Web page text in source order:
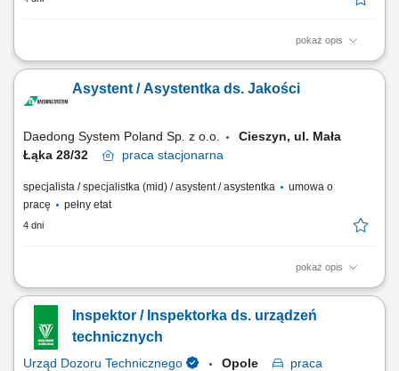
pokaż opis
Opracowywanie i nadzór nad dokumentacją jakościową wyrobu;
produkcji; Zlecanie i nadzorowanie badań nieniszczących; Udział w
próbach końcowych gotowego produktu; Nadzór nad komponentami i
Asystent / Asystentka ds. Jakości
Daedong System Poland Sp. z o.o.
Cieszyn, ul. Mała
Łąka 28/32
praca stacjonarna
specjalista / specjalistka (mid) / asystent / asystentka
umowa o
pracę
pełny etat
4 dni
pokaż opis
Zadania: Przygotowywanie codziennych raportów oraz analizowanie
defektów jakościowych. Organizowanie dziennych spotkań oraz
prowadzenie szkoleń z obszaru jakości. Wykonywanie audytów LPA
oraz okresowa weryfikacja systemów Poka Yoke. Bieżące
wprowadzanie i rejestracja danych jakościowych w systemie.
Inspektor / Inspektorka ds. urządzeń
technicznych
Urząd Dozoru Technicznego Opole
praca